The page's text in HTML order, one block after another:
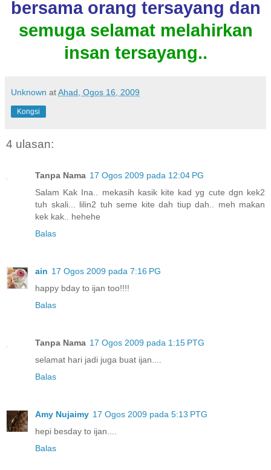
bersama orang tersayang dan
semuga selamat melahirkan
insan tersayang..
Unknown atAhad, Ogos 16, 2009
Kongsi
4 ulasan:
Tanpa Nama 17 Ogos 2009 pada 12:04 PG
Salam Kak Ina.. mekasih kasik kite kad yg cute dgn kek2
tuh skali... lilin2 tuh seme kite dah tiup dah.. meh makan
kek kak.. hehehe
Balas
ain 17 Ogos 2009 pada 7:16 PG
happy bday to ijan too!!!!
Balas
Tanpa Nama 17 Ogos 2009 pada 1:15 PTG
selamat hari jadi juga buat ijan....
Balas
Amy Nujaimy 17 Ogos 2009 pada 5:13 PTG
hepi besday to ijan....
Balas